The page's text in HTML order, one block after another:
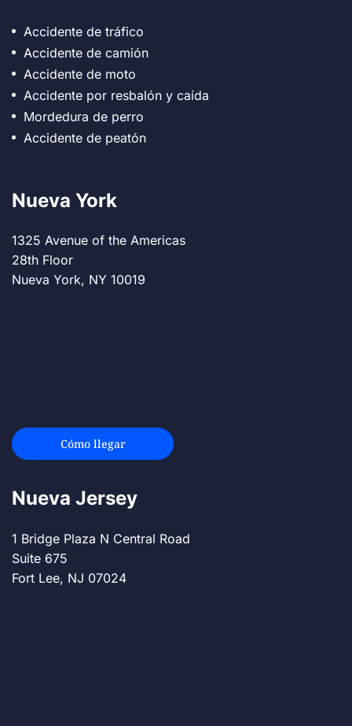
Accidente de tráfico
Accidente de camión
Accidente de moto
Accidente por resbalón y caída
Mordedura de perro
Accidente de peatón
Nueva York
1325 Avenue of the Americas
28th Floor
Nueva York, NY 10019
Cómo llegar
Nueva Jersey
1 Bridge Plaza N Central Road
Suite 675
Fort Lee, NJ 07024